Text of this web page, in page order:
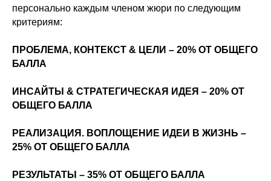
персонально каждым членом жюри по следующим
критериям:
ПРОБЛЕМА, КОНТЕКСТ & ЦЕЛИ – 20% ОТ ОБЩЕГО
БАЛЛА
ИНСАЙТЫ & СТРАТЕГИЧЕСКАЯ ИДЕЯ – 20% ОТ
ОБЩЕГО БАЛЛА
РЕАЛИЗАЦИЯ. ВОПЛОЩЕНИЕ ИДЕИ В ЖИЗНЬ –
25% ОТ ОБЩЕГО БАЛЛА
РЕЗУЛЬТАТЫ – 35% ОТ ОБЩЕГО БАЛЛА